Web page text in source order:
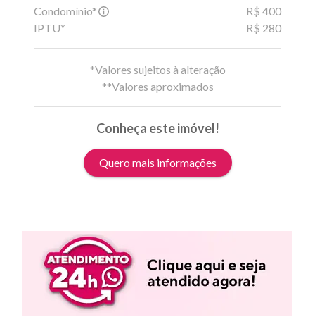
Condomínio*
R$ 400
IPTU*
R$ 280
*Valores sujeitos à alteração
**Valores aproximados
Conheça este imóvel!
Quero mais informações